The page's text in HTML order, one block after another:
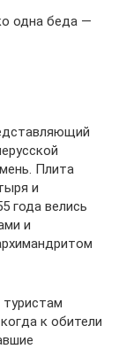
одна беда —
Плита
и
года велись
и
к обители